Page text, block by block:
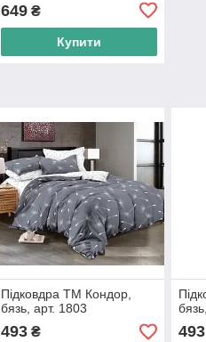
649₴
Купити
Підковдра ТМ Кондор,
бязь, арт. 1803
493₴ 493